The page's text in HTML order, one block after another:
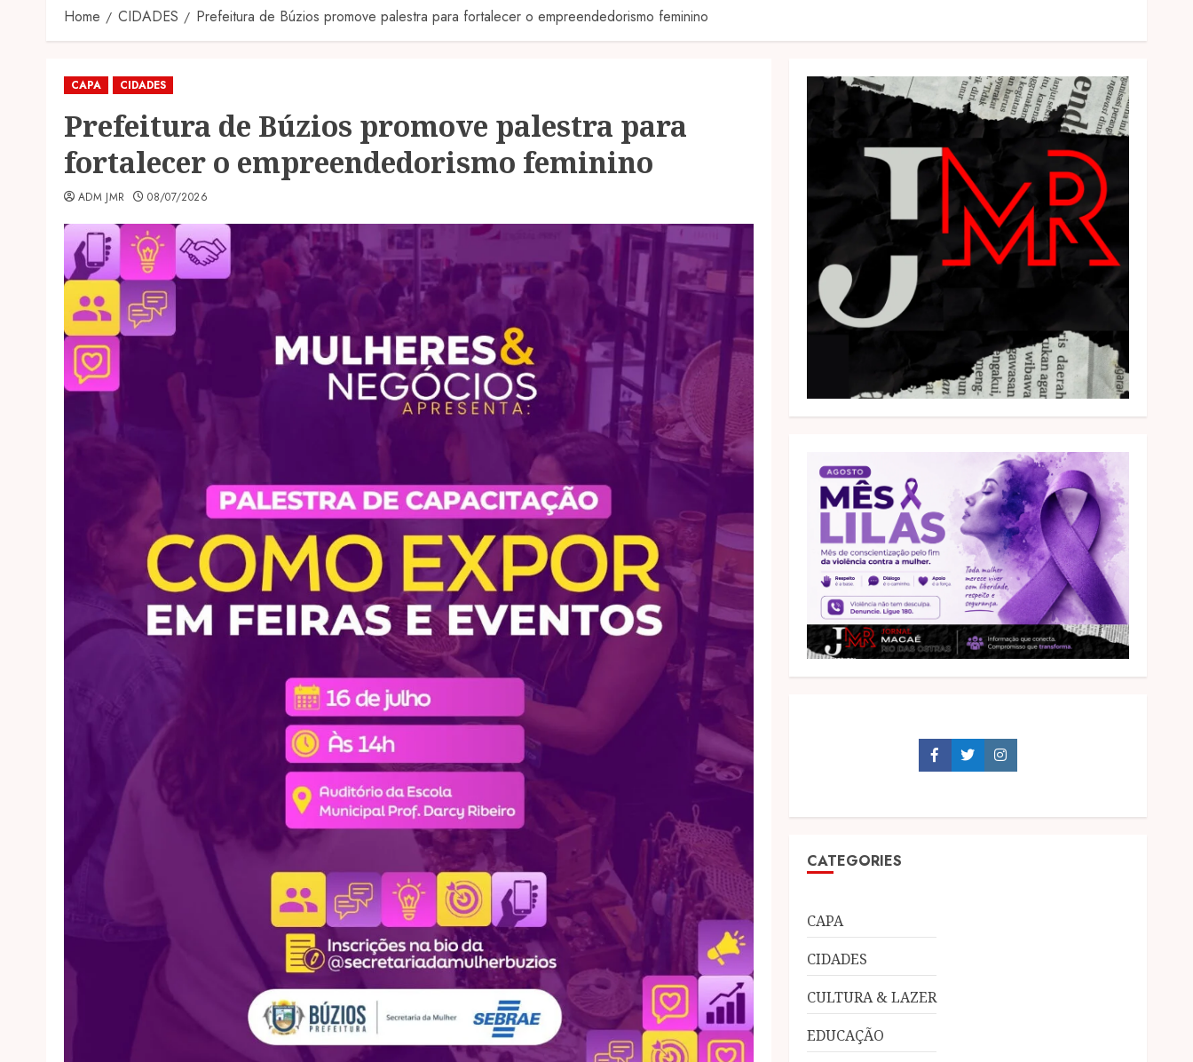
Home CIDADES Prefeitura de Búzios promove palestra para fortalecer o empreendedorismo feminino
CAPA CIDADES
Prefeitura de Búzios promove palestra para
fortalecer o empreendedorismo feminino
ADM JMR 08/07/2026
Facebook
TwitterInstagram
CATEGORIES
CAPA
CIDADES
CULTURA & LAZER
EDUCAÇÃO